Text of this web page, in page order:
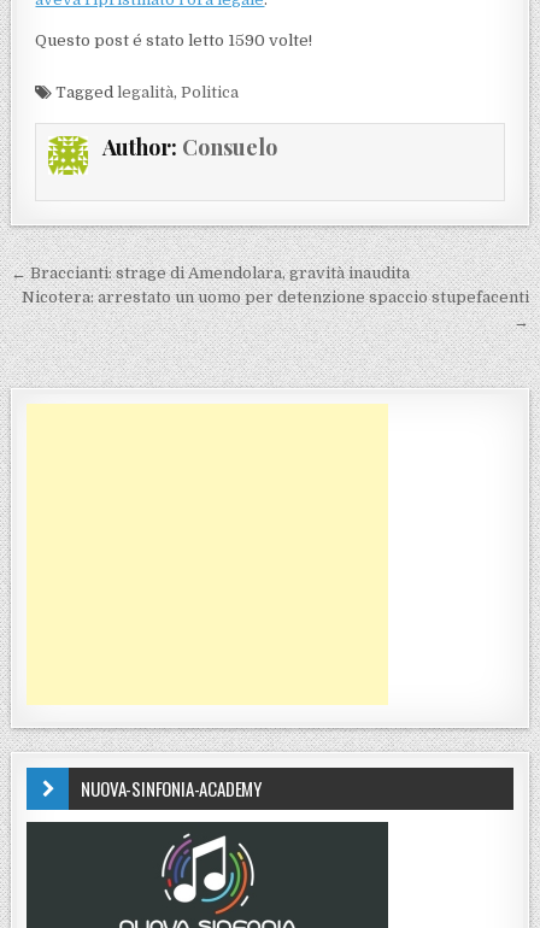
Questo post é stato letto 1590 volte!
Taggedlegalità,Politica
Author: Consuelo
Navigazione articoli
← Braccianti: strage di Amendolara, gravità inaudita
Nicotera: arrestato un uomo per detenzione spaccio stupefacenti
→
NUOVA-SINFONIA-ACADEMY